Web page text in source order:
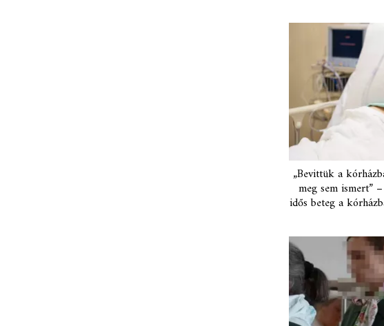
„Bevittük a
meg sem ismert”
idős beteg a